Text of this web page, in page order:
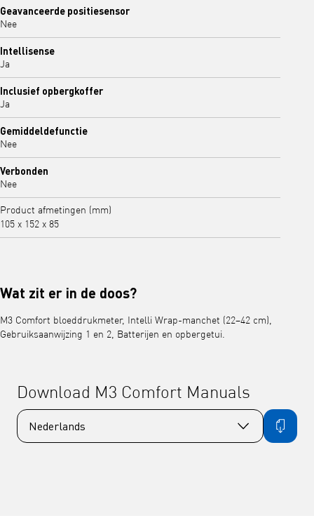
Geavanceerde positiesensor
Nee
Intellisense
Ja
Inclusief opbergkoffer
Ja
Gemiddeldefunctie
Nee
Verbonden
Nee
Product afmetingen (mm)
105 x 152 x 85
Wat zit er in de doos?
M3 Comfort bloeddrukmeter, Intelli Wrap-manchet (22–42 cm),
Gebruiksaanwijzing 1 en 2, Batterijen en opbergetui.
Download M3 Comfort Manuals